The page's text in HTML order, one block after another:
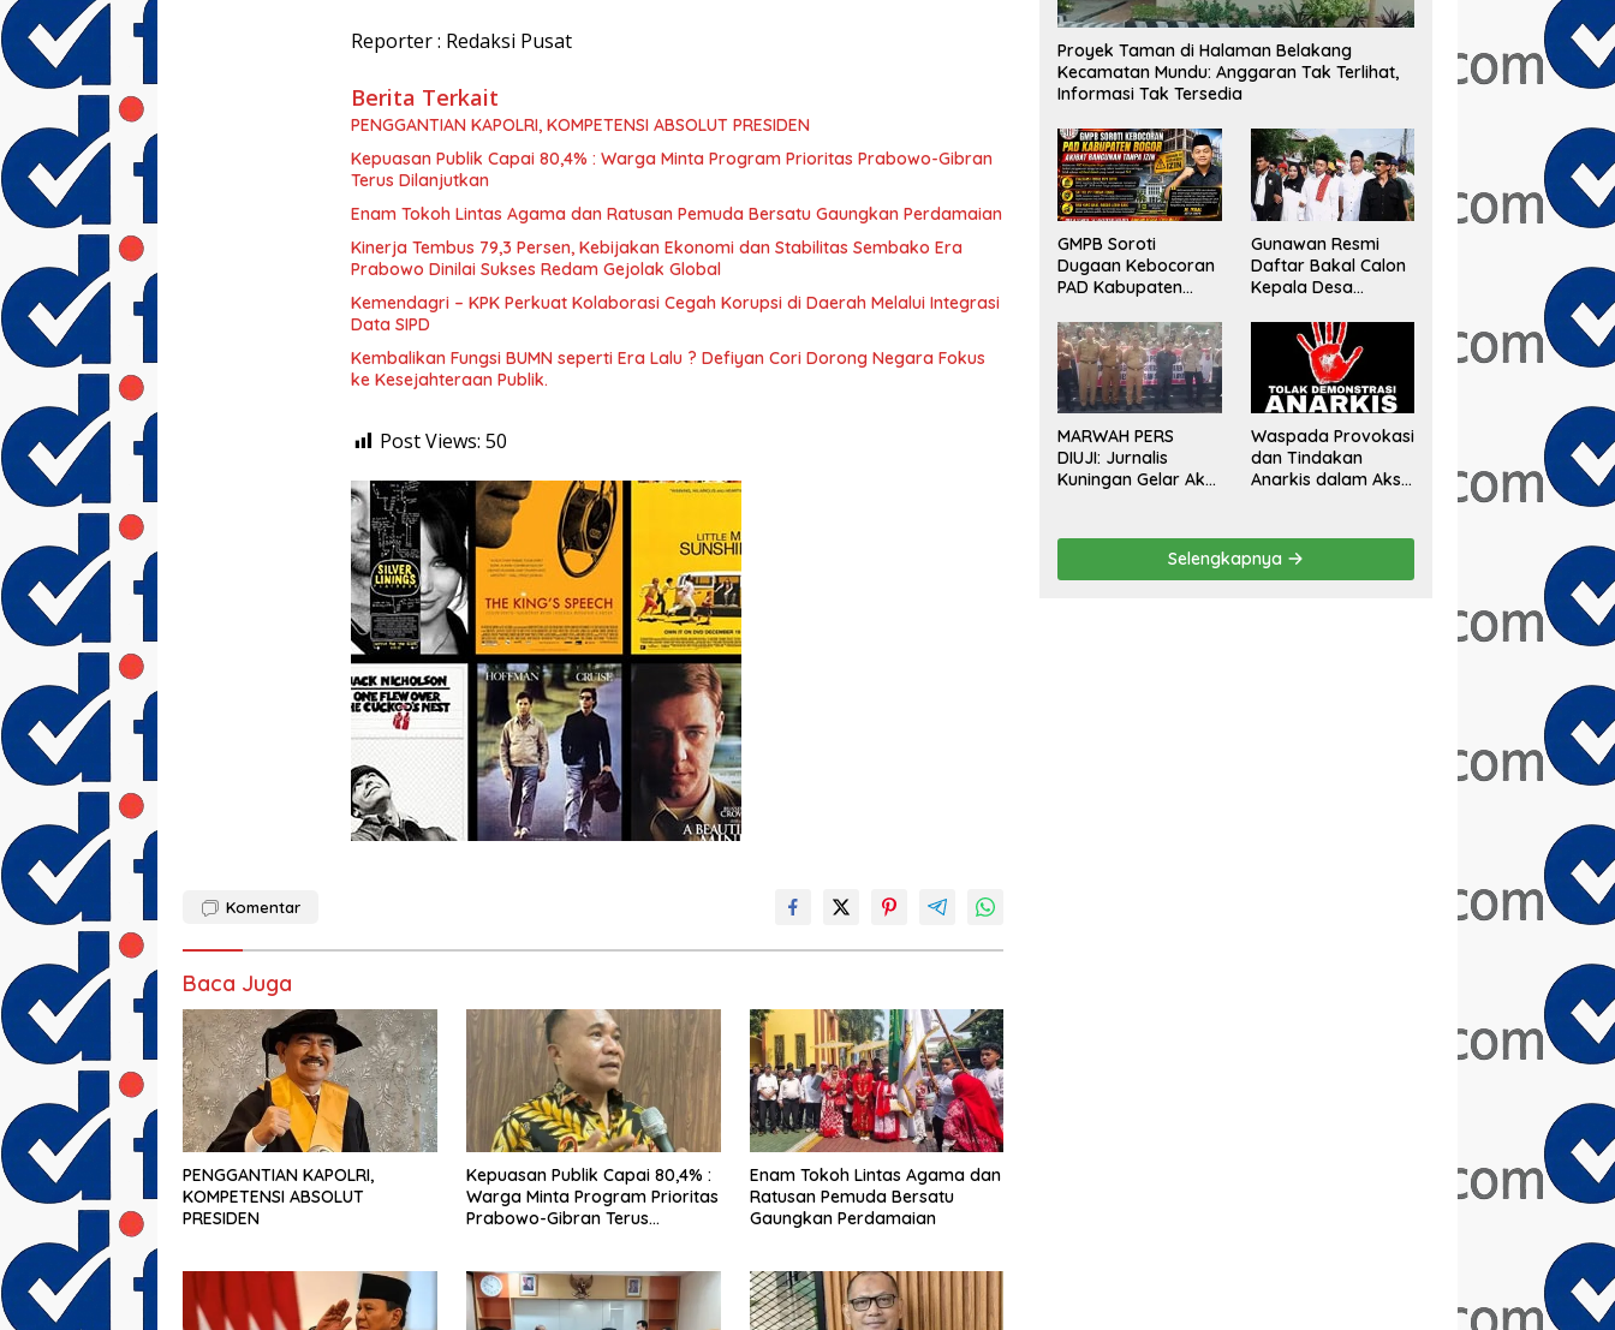
Reporter : Redaksi Pusat
Berita Terkait
PENGGANTIAN KAPOLRI, KOMPETENSI ABSOLUT PRESIDEN
Kepuasan Publik Capai 80,4% : Warga Minta Program Prioritas Prabowo-Gibran
Terus Dilanjutkan
Enam Tokoh Lintas Agama dan Ratusan Pemuda Bersatu Gaungkan Perdamaian
Kinerja Tembus 79,3 Persen, Kebijakan Ekonomi dan Stabilitas Sembako Era
Prabowo Dinilai Sukses Redam Gejolak Global
Kemendagri – KPK Perkuat Kolaborasi Cegah Korupsi di Daerah Melalui Integrasi
Data SIPD
Kembalikan Fungsi BUMN seperti Era Lalu ? Defiyan Cori Dorong Negara Fokus
ke Kesejahteraan Publik.
Post Views: 50
Komentar
Baca Juga
PENGGANTIAN KAPOLRI,
KOMPETENSI ABSOLUT
PRESIDEN
Kepuasan Publik Capai 80,4% :
Warga Minta Program Prioritas
Prabowo-Gibran Terus
Enam Tokoh Lintas Agama dan
Ratusan Pemuda Bersatu
Gaungkan Perdamaian
Proyek Taman di Halaman Belakang
Kecamatan Mundu: Anggaran Tak Terlihat,
Informasi Tak Tersedia
GMPB Soroti
Dugaan Kebocoran
PAD Kabupaten
Evaluasi Total
Pengawasan
Bangunan Tak
Berizin
Gunawan Resmi
Daftar Bakal Calon
Kepala Desa
Keluarga Dan
Ratusan Pendukung
ke Meja Panitia
MARWAH PERS
DIUJI: Jurnalis
Kuningan Gelar Aksi
Tegas Minta
Presiden Hargai
Profesi Wartawan
Waspada Provokasi
dan Tindakan
Anarkis dalam Aksi
Selengkapnya